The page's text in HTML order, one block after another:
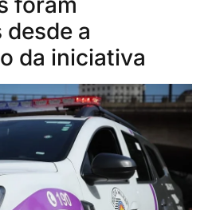
a
da iniciativa